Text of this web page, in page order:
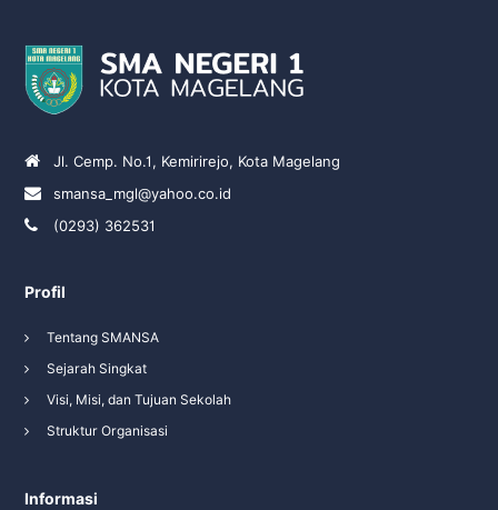
Jl. Cemp. No.1, Kemirirejo, Kota Magelang
smansa_mgl@yahoo.co.id
(0293) 362531
Profil
Tentang SMANSA
Sejarah Singkat
Visi, Misi, dan Tujuan Sekolah
Struktur Organisasi
Informasi